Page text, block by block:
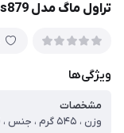
تراول ماگ مدل es879 گنجایش 1.18 لیتر
ویژگی‌ها
مشخصات
وزن ، ۵۴۵ گرم ، جنس ، فولاد ضد زنگ ، گنجایش ، ۱.۱۸ لیتر